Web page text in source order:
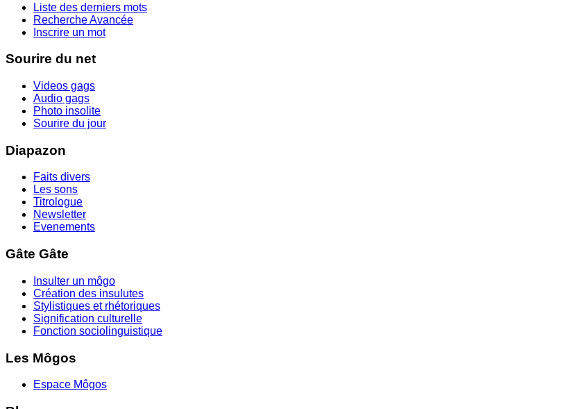
Liste des derniers mots
Recherche Avancée
Inscrire un mot
Sourire du net
Videos gags
Audio gags
Photo insolite
Sourire du jour
Diapazon
Faits divers
Les sons
Titrologue
Newsletter
Evenements
Gâte Gâte
Insulter un môgo
Création des insulutes
Stylistiques et rhétoriques
Signification culturelle
Fonction sociolinguistique
Les Môgos
Espace Môgos